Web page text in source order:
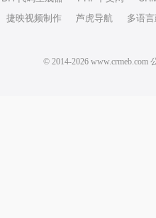
捷映视频制作 芦虎导航 多语
© 2014-2026